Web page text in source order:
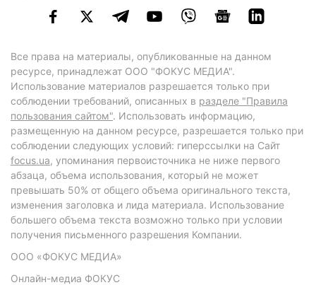
Все права на материалы, опубликованные на данном
ресурсе, принадлежат ООО "ФОКУС МЕДИА".
Использование материалов разрешается только при
соблюдении требований, описанных в разделе "Правила
пользования сайтом". Использовать информацию,
размещенную на данном ресурсе, разрешается только при
соблюдении следующих условий: гиперссылки на Сайт
focus.ua, упоминания первоисточника не ниже первого
абзаца, объема использования, который не может
превышать 50% от общего объема оригинального текста,
изменения заголовка и лида материала. Использование
большего объема текста возможно только при условии
получения письменного разрешения Компании.
ООО «ФОКУС МЕДИА»
Онлайн-медиа ФОКУС